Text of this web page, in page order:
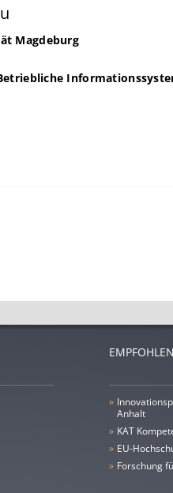
Magdeburg
»
Anhalt
» KAT
» EU-
» Forschung